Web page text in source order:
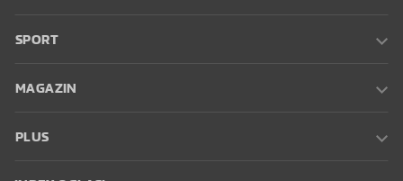
SPORT
MAGAZIN
PLUS